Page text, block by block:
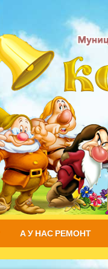
А У НАС РЕМОНТ